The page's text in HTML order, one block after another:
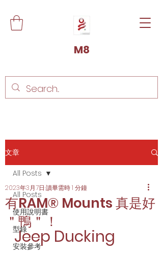
M8
文章
All Posts
使用說明書
型錄
安裝參考
All Posts
有RAM® Mounts 真是好
＂鴨＂！
2023年3月7日 讀畢需時 1 分鐘
Jeep Ducking